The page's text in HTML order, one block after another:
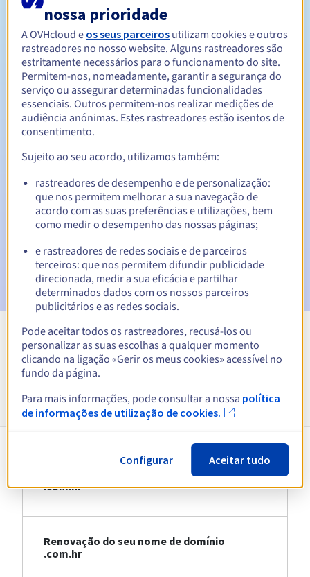
Período de renovação Entre 1 e 5 anos
Período de redenção
Notificações automáticas:
60, 30, 15, 7 e 3 dias antes da data de
expiração
E-mail no dia da expiraçãopara notificar a suspensão do
nome de domínio
E-mail após o Redemption Grace Periodpara notificar a
eliminação do nome de domínio
Ver todas as extensões
Informações sobre .com.hr
Registo do seu nome de domínio
.com.hr
Renovação do seu nome de domínio
.com.hr
nossa prioridade
A OVHcloud e os seus parceiros utilizam cookies e outros
rastreadores no nosso website. Alguns rastreadores são
estritamente necessários para o funcionamento do site.
Permitem-nos, nomeadamente, garantir a segurança do
serviço ou assegurar determinadas funcionalidades
essenciais. Outros permitem-nos realizar medições de
audiência anónimas. Estes rastreadores estão isentos de
consentimento.
Sujeito ao seu acordo, utilizamos também:
rastreadores de desempenho e de personalização:
que nos permitem melhorar a sua navegação de
acordo com as suas preferências e utilizações, bem
como medir o desempenho das nossas páginas;
e rastreadores de redes sociais e de parceiros
terceiros: que nos permitem difundir publicidade
direcionada, medir a sua eficácia e partilhar
determinados dados com os nossos parceiros
publicitários e as redes sociais.
Pode aceitar todos os rastreadores, recusá-los ou
personalizar as suas escolhas a qualquer momento
clicando na ligação «Gerir os meus cookies» acessível no
fundo da página.
Para mais informações, pode consultar a nossa política
de informações de utilização de cookies.
Configurar Aceitar tudo